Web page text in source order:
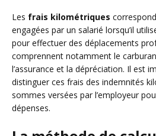
Les frais kilométriques
engagées par un salarié lorsqu’il
pour effectuer des déplacements
comprennent notamment le
l’assurance et la dépréciation. Il est
distinguer ces frais des indemnités
sommes versées par l’employeur
dépenses.